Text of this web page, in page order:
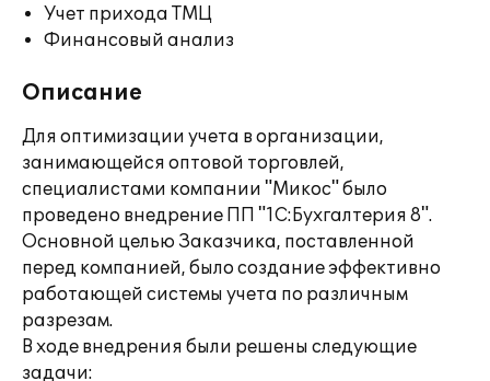
Учет прихода ТМЦ
Финансовый анализ
Описание
Для оптимизации учета в организации,
занимающейся оптовой торговлей,
специалистами компании "Микос" было
проведено внедрение ПП "1С:Бухгалтерия 8".
Основной целью Заказчика, поставленной
перед компанией, было создание эффективно
работающей системы учета по различным
разрезам.
В ходе внедрения были решены следующие
задачи: